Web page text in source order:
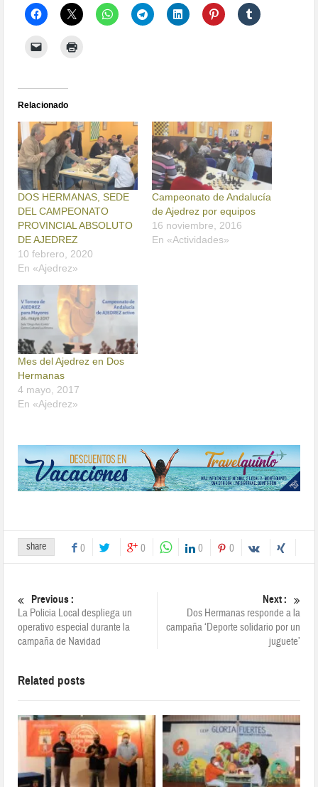
Relacionado
DOS HERMANAS, SEDE
DEL CAMPEONATO
PROVINCIAL ABSOLUTO
DE AJEDREZ
10 febrero, 2020
En «Ajedrez»
Campeonato de Andalucía
de Ajedrez por equipos
16 noviembre, 2016
En «Actividades»
Mes del Ajedrez en Dos
Hermanas
4 mayo, 2017
En «Ajedrez»
share 0 0 0 0
Previous :
La Policia Local despliega un
operativo especial durante la
campaña de Navidad
Next :
Dos Hermanas responde a la
campaña ‘Deporte solidario por un
juguete’
Related posts